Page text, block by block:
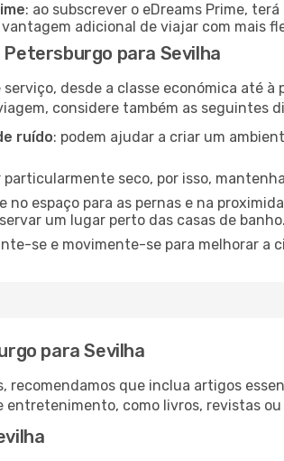
: ao subscrever o eDreams Prime,
adicional de viajar com mais
Petersburgo para Sevilha
desde a classe económica até
considere também as seguintes
ruído: podem ajudar a criar um
particularmente seco, por isso,
no espaço para as pernas e na
um lugar perto das casas de banho.
se e movimente-se para melhorar a
para Sevilha
recomendamos que inclua artigos
entretenimento, como livros, revistas ou